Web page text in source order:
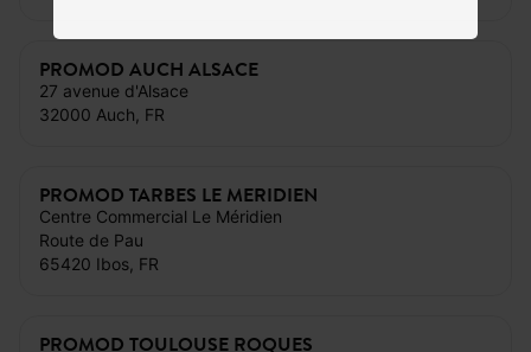
PROMOD AUCH ALSACE
27 avenue d'Alsace
32000 Auch, FR
PROMOD TARBES LE MERIDIEN
Centre Commercial Le Méridien
Route de Pau
65420 Ibos, FR
PROMOD TOULOUSE ROQUES